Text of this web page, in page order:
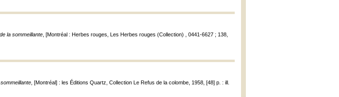
la sommeillante , [Montréal : Herbes rouges, Les Herbes rouges (Collection) , 0441-6627 ; 138,
, [Montréal] : les Éditions Quartz, Collection Le Refus de la colombe, 1958, [48] p. : ill.